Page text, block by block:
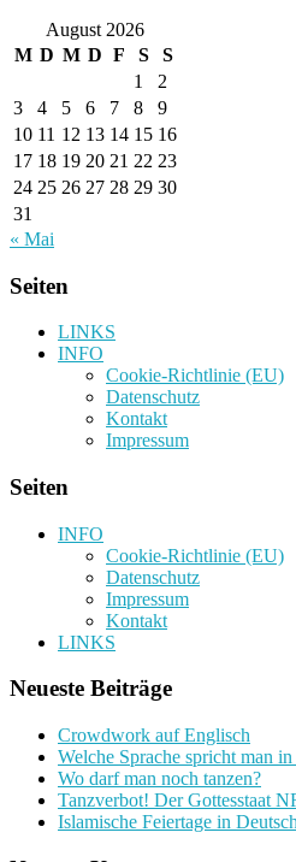
August 2026
M D M D F S
S
1
2
3
4 5 6 7 8
9
10 11 12 13 14 15 16
17 18 19 20 21 22 23
24 25 26 27 28 29 30
31
« Mai
Seiten
LINKS
INFO
Cookie-Richtlinie (EU)
Datenschutz
Kontakt
Impressum
Seiten
INFO
Cookie-Richtlinie (EU)
Datenschutz
Impressum
Kontakt
LINKS
Neueste Beiträge
Crowdwork auf Englisch
Welche Sprache spricht man
Wo darf man noch tanzen?
Tanzverbot! Der Gottesstaat
Islamische Feiertage in